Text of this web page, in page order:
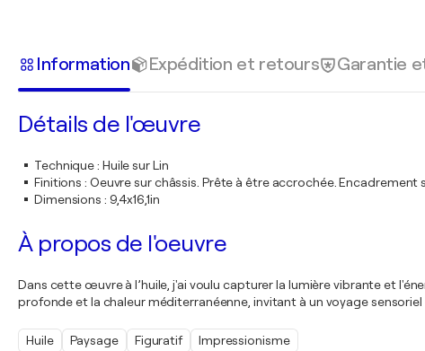
Information Expédition et retours Garantie
Détails de l'œuvre
Technique: Huile sur Lin
Finitions : Oeuvre sur châssis. Prête à être accrochée. Encadrement
Dimensions : 9,4x16,1in
À propos de l'oeuvre
Dans cette œuvre à l’huile, j'ai voulu capturer la lumière vibrante et
profonde et la chaleur méditerranéenne, invitant à un voyage
Huile Paysage Figuratif Impressionisme